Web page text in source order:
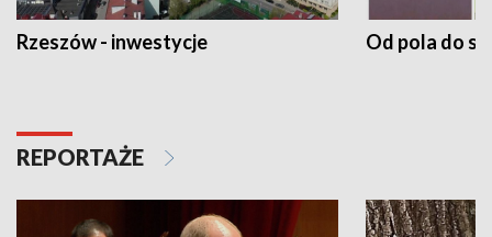
Rzeszów - inwestycje Od pola do
REPORTAŻE